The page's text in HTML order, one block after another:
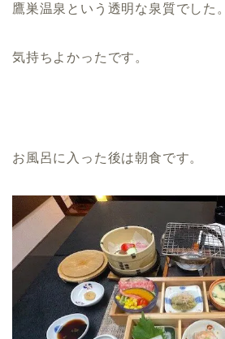
鷹巣温泉という透明な泉質でした。
気持ちよかったです。
お風呂に入った後は朝食です。